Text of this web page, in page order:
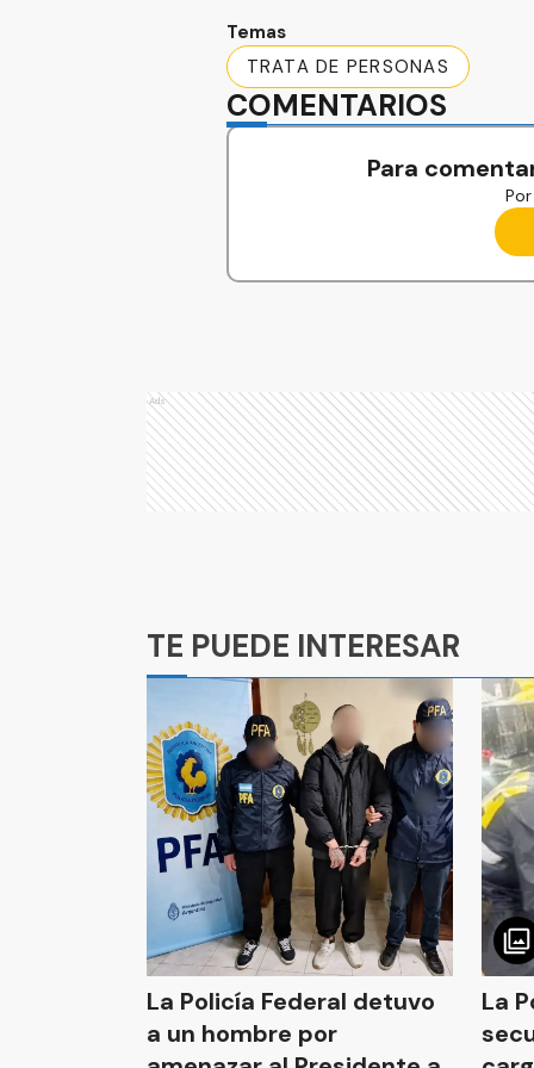
Temas
TRATA DE PERSONAS
COMENTARIOS
Para
Ads
TE PUEDE INTERESAR
La Policía Federal detuvo
a un hombre por
La